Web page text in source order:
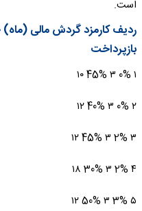
است.
ردیف کارمزد گردش مالی
بازپرداخت
۱ 0% ۳ 45% ۱۰
۲ 0% ۳ 40% ۱۲
۳ 2% ۳ 45% ۱۲
۴ 2% ۳ 30% ۱۸
۵ 3% ۳ 50% ۱۲